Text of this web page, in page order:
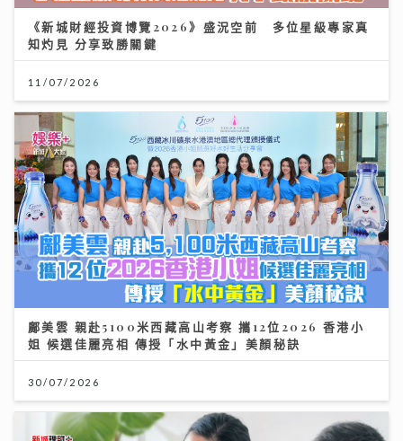
《新城財經投資博覽2026》盛況空前 多位星級專家真
知灼見 分享致勝關鍵
11/07/2026
鄺美雲 親赴5100米西藏高山考察 攜12位2026 香港小
姐 候選佳麗亮相 傳授「水中黃金」美顏秘訣
30/07/2026